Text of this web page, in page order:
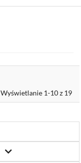
Wyświetlanie 1-10 z 19